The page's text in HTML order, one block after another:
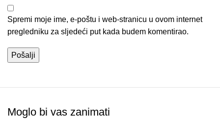
Spremi moje ime, e-poštu i web-stranicu u ovom internet
pregledniku za sljedeći put kada budem komentirao.
Moglo bi vas zanimati